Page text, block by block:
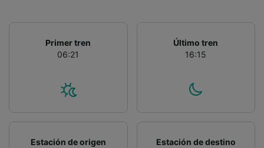
Primer tren
06:21
Último tren
16:15
Estación de origen
Estación de destino